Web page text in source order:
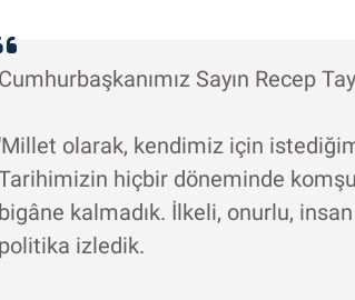
Cumhurbaşkanımız Sayın Recep
'Millet olarak, kendimiz için
hiçbir döneminde
bigâne kalmadık. İlkeli, onurlu,
politika izledik.